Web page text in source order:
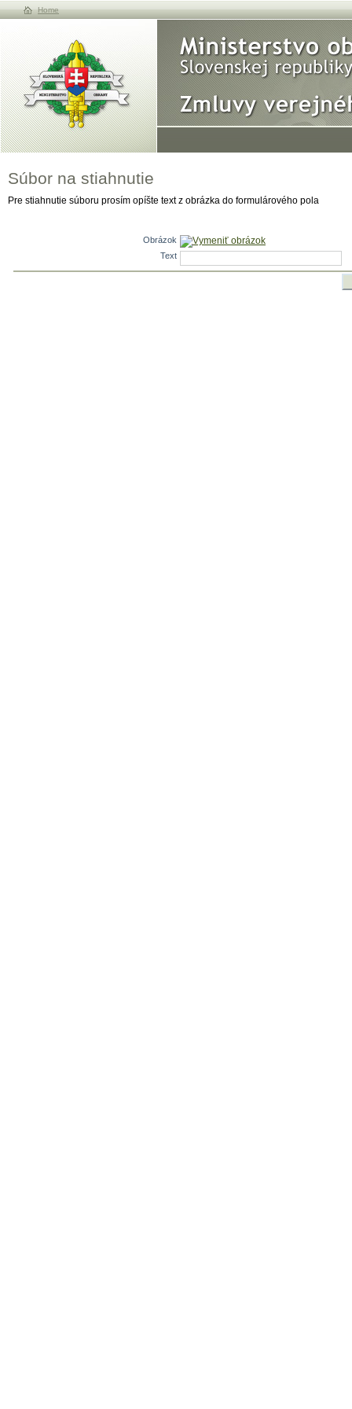
Home
Súbor na stiahnutie
Pre stiahnutie súboru prosím opíšte text z obrázka do formulárového pola
Obrázok
Vymeniť obrázok
Text